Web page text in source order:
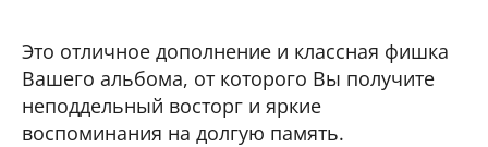
Это отличное дополнение и классная фишка
Вашего альбома, от которого Вы получите
неподдельный восторг и яркие
воспоминания на долгую память.